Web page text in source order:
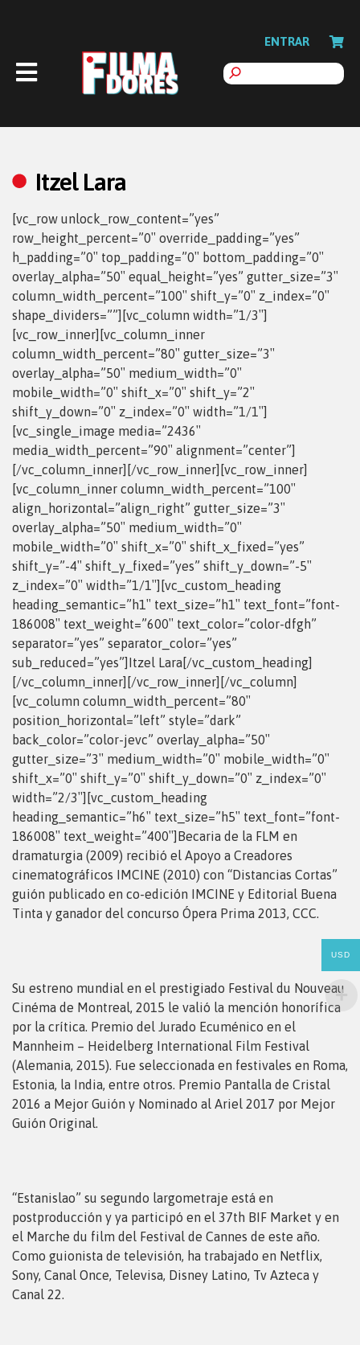
ENTRAR
Itzel Lara
[vc_row unlock_row_content=”yes”
row_height_percent=”0″ override_padding=”yes”
h_padding=”0″ top_padding=”0″ bottom_padding=”0″
overlay_alpha=”50″ equal_height=”yes” gutter_size=”3″
column_width_percent=”100″ shift_y=”0″ z_index=”0″
shape_dividers=””][vc_column width=”1/3″]
[vc_row_inner][vc_column_inner
column_width_percent=”80″ gutter_size=”3″
overlay_alpha=”50″ medium_width=”0″
mobile_width=”0″ shift_x=”0″ shift_y=”2″
shift_y_down=”0″ z_index=”0″ width=”1/1″]
[vc_single_image media=”2436″
media_width_percent=”90″ alignment=”center”]
[/vc_column_inner][/vc_row_inner][vc_row_inner]
[vc_column_inner column_width_percent=”100″
align_horizontal=”align_right” gutter_size=”3″
overlay_alpha=”50″ medium_width=”0″
mobile_width=”0″ shift_x=”0″ shift_x_fixed=”yes”
shift_y=”-4″ shift_y_fixed=”yes” shift_y_down=”-5″
z_index=”0″ width=”1/1″][vc_custom_heading
heading_semantic=”h1″ text_size=”h1″ text_font=”font-
186008″ text_weight=”600″ text_color=”color-dfgh”
separator=”yes” separator_color=”yes”
sub_reduced=”yes”]Itzel Lara[/vc_custom_heading]
[/vc_column_inner][/vc_row_inner][/vc_column]
[vc_column column_width_percent=”80″
position_horizontal=”left” style=”dark”
back_color=”color-jevc” overlay_alpha=”50″
gutter_size=”3″ medium_width=”0″ mobile_width=”0″
shift_x=”0″ shift_y=”0″ shift_y_down=”0″ z_index=”0″
width=”2/3″][vc_custom_heading
heading_semantic=”h6″ text_size=”h5″ text_font=”font-
186008″ text_weight=”400″]Becaria de la FLM en
dramaturgia (2009) recibió el Apoyo a Creadores
cinematográficos IMCINE (2010) con “Distancias Cortas”
guión publicado en co-edición IMCINE y Editorial Buena
Tinta y ganador del concurso Ópera Prima 2013, CCC.
Su estreno mundial en el prestigiado Festival du Nouveau
Cinéma de Montreal, 2015 le valió la mención honorífica
por la crítica. Premio del Jurado Ecuménico en el
Mannheim – Heidelberg International Film Festival
(Alemania, 2015). Fue seleccionada en festivales en Roma,
Estonia, la India, entre otros. Premio Pantalla de Cristal
2016 a Mejor Guión y Nominado al Ariel 2017 por Mejor
Guión Original.
“Estanislao” su segundo largometraje está en
postproducción y ya participó en el 37th BIF Market y en
el Marche du film del Festival de Cannes de este año.
Como guionista de televisión, ha trabajado en Netflix,
Sony, Canal Once, Televisa, Disney Latino, Tv Azteca y
Canal 22.
USD